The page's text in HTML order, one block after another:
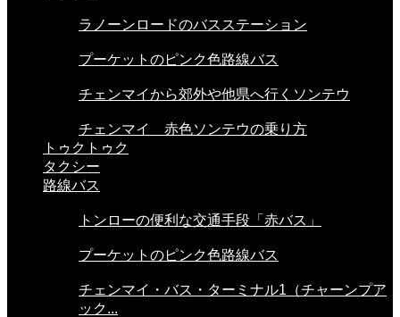
ラノーンロードのバスステーション
プーケットのピンク色路線バス
チェンマイから郊外や他県へ行くソンテウ
チェンマイ 赤色ソンテウの乗り方
トゥクトゥク
タクシー
路線バス
トンローの便利な交通手段「赤バス」
プーケットのピンク色路線バス
チェンマイ・バス・ターミナル1（チャーンプア
ック...